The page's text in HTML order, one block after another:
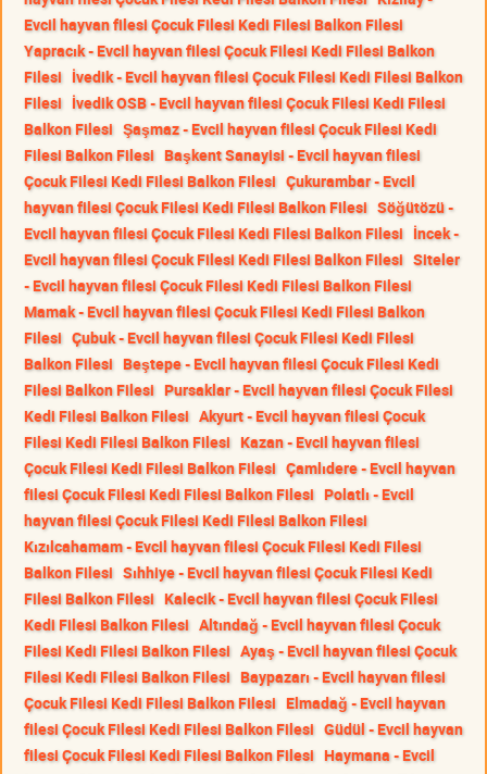
Evcil hayvan filesi Çocuk Filesi Kedi Filesi Balkon Filesi
Yapracık - Evcil hayvan filesi Çocuk Filesi Kedi Filesi Balkon
Filesi İvedik - Evcil hayvan filesi Çocuk Filesi Kedi Filesi Balkon
Filesi İvedik OSB - Evcil hayvan filesi Çocuk Filesi Kedi Filesi
Balkon Filesi Şaşmaz - Evcil hayvan filesi Çocuk Filesi Kedi
Filesi Balkon Filesi Başkent Sanayisi - Evcil hayvan filesi
Çocuk Filesi Kedi Filesi Balkon Filesi Çukurambar - Evcil
hayvan filesi Çocuk Filesi Kedi Filesi Balkon Filesi Söğütözü -
Evcil hayvan filesi Çocuk Filesi Kedi Filesi Balkon Filesi İncek -
Evcil hayvan filesi Çocuk Filesi Kedi Filesi Balkon Filesi Siteler
- Evcil hayvan filesi Çocuk Filesi Kedi Filesi Balkon Filesi
Mamak - Evcil hayvan filesi Çocuk Filesi Kedi Filesi Balkon
Filesi Çubuk - Evcil hayvan filesi Çocuk Filesi Kedi Filesi
Balkon Filesi Beştepe - Evcil hayvan filesi Çocuk Filesi Kedi
Filesi Balkon Filesi Pursaklar - Evcil hayvan filesi Çocuk Filesi
Kedi Filesi Balkon Filesi Akyurt - Evcil hayvan filesi Çocuk
Filesi Kedi Filesi Balkon Filesi Kazan - Evcil hayvan filesi
Çocuk Filesi Kedi Filesi Balkon Filesi Çamlıdere - Evcil hayvan
filesi Çocuk Filesi Kedi Filesi Balkon Filesi Polatlı - Evcil
hayvan filesi Çocuk Filesi Kedi Filesi Balkon Filesi
Kızılcahamam - Evcil hayvan filesi Çocuk Filesi Kedi Filesi
Balkon Filesi Sıhhiye - Evcil hayvan filesi Çocuk Filesi Kedi
Filesi Balkon Filesi Kalecik - Evcil hayvan filesi Çocuk Filesi
Kedi Filesi Balkon Filesi Altındağ - Evcil hayvan filesi Çocuk
Filesi Kedi Filesi Balkon Filesi Ayaş - Evcil hayvan filesi Çocuk
Filesi Kedi Filesi Balkon Filesi Baypazarı - Evcil hayvan filesi
Çocuk Filesi Kedi Filesi Balkon Filesi Elmadağ - Evcil hayvan
filesi Çocuk Filesi Kedi Filesi Balkon Filesi Güdül - Evcil hayvan
filesi Çocuk Filesi Kedi Filesi Balkon Filesi Haymana - Evcil